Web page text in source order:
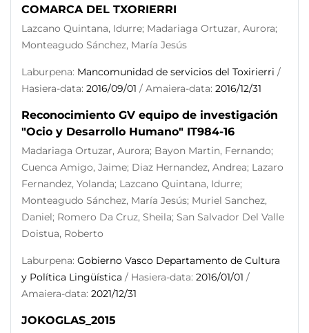
COMARCA DEL TXORIERRI
Lazcano Quintana, Idurre; Madariaga Ortuzar, Aurora;
Monteagudo Sánchez, María Jesús
Laburpena: Mancomunidad de servicios del Toxirierri /
Hasiera-data: 2016/09/01 / Amaiera-data: 2016/12/31
Reconocimiento GV equipo de investigación
"Ocio y Desarrollo Humano" IT984-16
Madariaga Ortuzar, Aurora; Bayon Martin, Fernando;
Cuenca Amigo, Jaime; Diaz Hernandez, Andrea; Lazaro
Fernandez, Yolanda; Lazcano Quintana, Idurre;
Monteagudo Sánchez, María Jesús; Muriel Sanchez,
Daniel; Romero Da Cruz, Sheila; San Salvador Del Valle
Doistua, Roberto
Laburpena: Gobierno Vasco Departamento de Cultura
y Política Lingüística / Hasiera-data: 2016/01/01 /
Amaiera-data: 2021/12/31
JOKOGLAS_2015